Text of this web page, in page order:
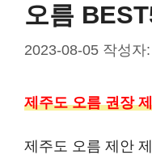
오름
2023-08-05 작성자:
제주도 오름 권장
제주도 오름 제안